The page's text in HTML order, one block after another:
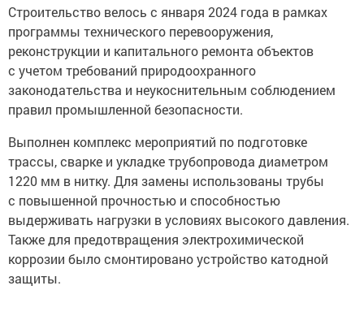
Строительство велось c января 2024 года в рамках
программы технического перевооружения,
реконструкции и капитального ремонта объектов
с учетом требований природоохранного
законодательства и неукоснительным соблюдением
правил промышленной безопасности.
Выполнен комплекс мероприятий по подготовке
трассы, сварке и укладке трубопровода диаметром
1220 мм в нитку. Для замены использованы трубы
с повышенной прочностью и способностью
выдерживать нагрузки в условиях высокого давления.
Также для предотвращения электрохимической
коррозии было смонтировано устройство катодной
защиты.